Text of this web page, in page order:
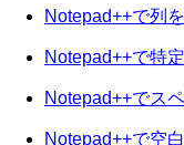
Notepad++で列
Notepad++で特
Notepad++でス
Notepad++で空